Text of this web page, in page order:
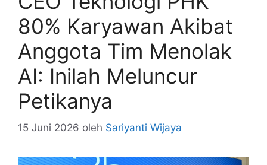
80% Karyawan Akibat
Anggota Tim Menolak
AI: Inilah Meluncur
Petikanya
15 Juni 2026 oleh Sariyanti Wijaya